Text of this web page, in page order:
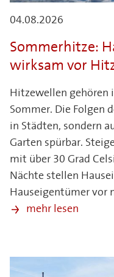
04.08.2026
Sommerhitze:
wirksam vor
Hitzewellen gehören
Sommer. Die Folgen
in Städten, sondern
Garten spürbar.
mit über 30 Grad
Nächte stellen
Hauseigentümer vor
mehr lesen